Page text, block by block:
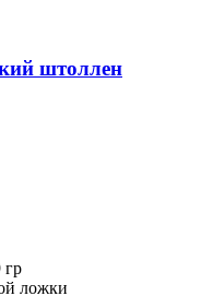
штоллен
гр
ложки